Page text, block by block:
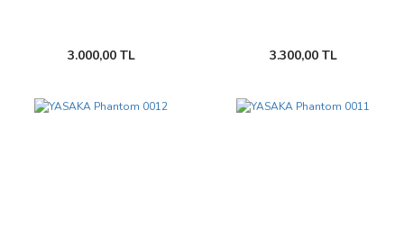
3.000,00 TL 3.300,00 TL